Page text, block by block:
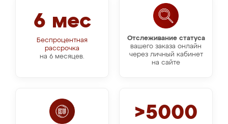
Отслеживание статуса
вашего заказа онлайн
через личный кабинет
на сайте
6 мес
Беспроцентная
рассрочка
на 6 месяцев.
>5000